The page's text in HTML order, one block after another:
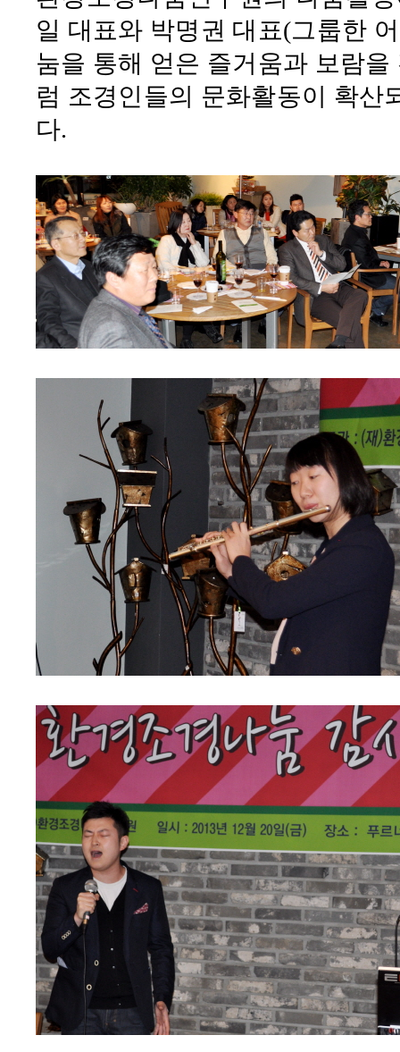
일 대표와 박명권 대표(그룹한
눔을 통해 얻은 즐거움과 보람을
럼 조경인들의 문화활동이 확산
다.